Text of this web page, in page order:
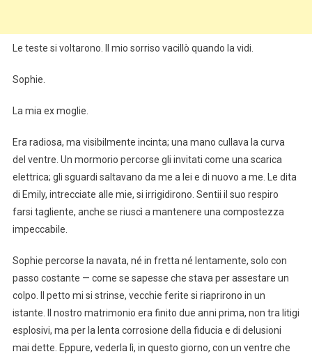
Le teste si voltarono. Il mio sorriso vacillò quando la vidi.
Sophie.
La mia ex moglie.
Era radiosa, ma visibilmente incinta; una mano cullava la curva
del ventre. Un mormorio percorse gli invitati come una scarica
elettrica; gli sguardi saltavano da me a lei e di nuovo a me. Le dita
di Emily, intrecciate alle mie, si irrigidirono. Sentii il suo respiro
farsi tagliente, anche se riuscì a mantenere una compostezza
impeccabile.
Sophie percorse la navata, né in fretta né lentamente, solo con
passo costante — come se sapesse che stava per assestare un
colpo. Il petto mi si strinse, vecchie ferite si riaprirono in un
istante. Il nostro matrimonio era finito due anni prima, non tra litigi
esplosivi, ma per la lenta corrosione della fiducia e di delusioni
mai dette. Eppure, vederla lì, in questo giorno, con un ventre che